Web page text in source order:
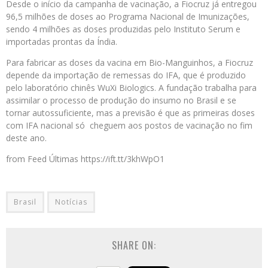
Desde o início da campanha de vacinação, a Fiocruz já entregou
96,5 milhões de doses ao Programa Nacional de Imunizações,
sendo 4 milhões as doses produzidas pelo Instituto Serum e
importadas prontas da Índia.
Para fabricar as doses da vacina em Bio-Manguinhos, a Fiocruz
depende da importação de remessas do IFA, que é produzido
pelo laboratório chinês WuXi Biologics. A fundação trabalha para
assimilar o processo de produção do insumo no Brasil e se
tornar autossuficiente, mas a previsão é que as primeiras doses
com IFA nacional só cheguem aos postos de vacinação no fim
deste ano.
from Feed Últimas https://ift.tt/3khWpO1
Brasil Notícias
SHARE ON: